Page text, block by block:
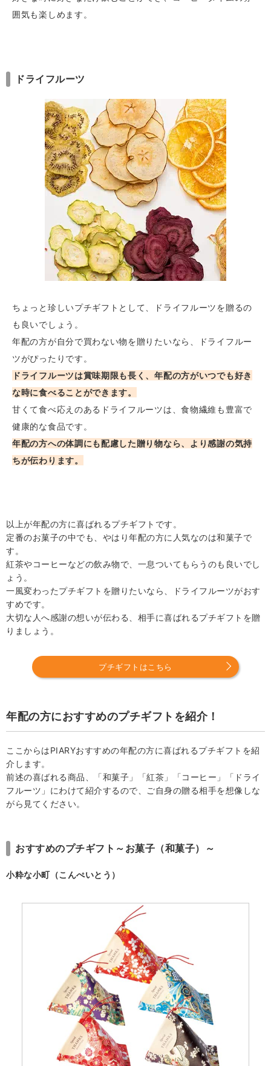
囲気も楽しめます。
ドライフルーツ
ちょっと珍しいプチギフトとして、ドライフルーツを贈るの
も良いでしょう。
年配の方が自分で買わない物を贈りたいなら、ドライフルー
ツがぴったりです。
ドライフルーツは賞味期限も長く、年配の方がいつでも好き
な時に食べることができます。
甘くて食べ応えのあるドライフルーツは、食物繊維も豊富で
健康的な食品です。
年配の方への体調にも配慮した贈り物なら、より感謝の気持
ちが伝わります。
以上が年配の方に喜ばれるプチギフトです。
定番のお菓子の中でも、やはり年配の方に人気なのは和菓子で
す。
紅茶やコーヒーなどの飲み物で、一息ついてもらうのも良いでし
ょう。
一風変わったプチギフトを贈りたいなら、ドライフルーツがおす
すめです。
大切な人へ感謝の想いが伝わる、相手に喜ばれるプチギフトを贈
りましょう。
プチギフトはこちら
年配の方におすすめのプチギフトを紹介！
ここからはPIARYおすすめの年配の方に喜ばれるプチギフトを紹
介します。
前述の喜ばれる商品、「和菓子」「紅茶」「コーヒー」「ドライ
フルーツ」にわけて紹介するので、ご自身の贈る相手を想像しな
がら見てください。
おすすめのプチギフト～お菓子（和菓子）～
小粋な小町（こんぺいとう）